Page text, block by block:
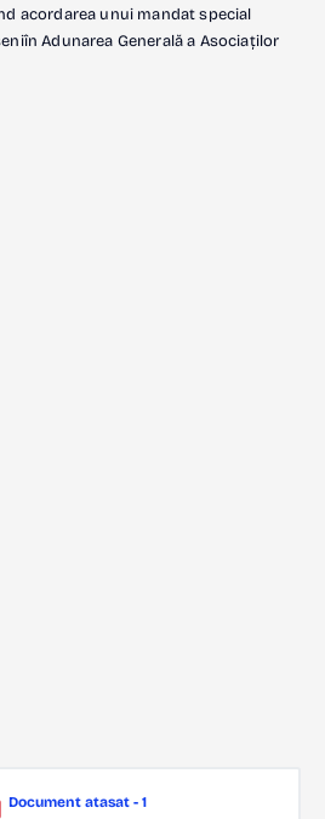
acordarea unui mandat special
Adunarea Generală a Asociaților
Document atasat - 1